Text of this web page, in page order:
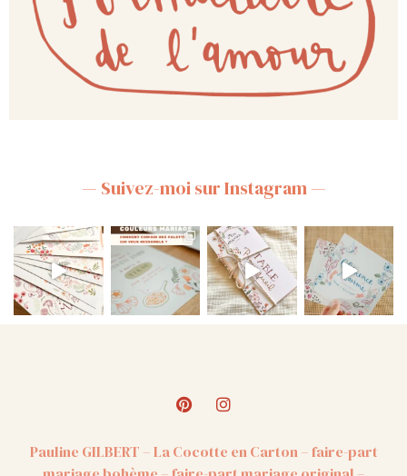
— Suivez-moi sur Instagram —
Pauline GILBERT – La Cocotte en Carton – faire-part